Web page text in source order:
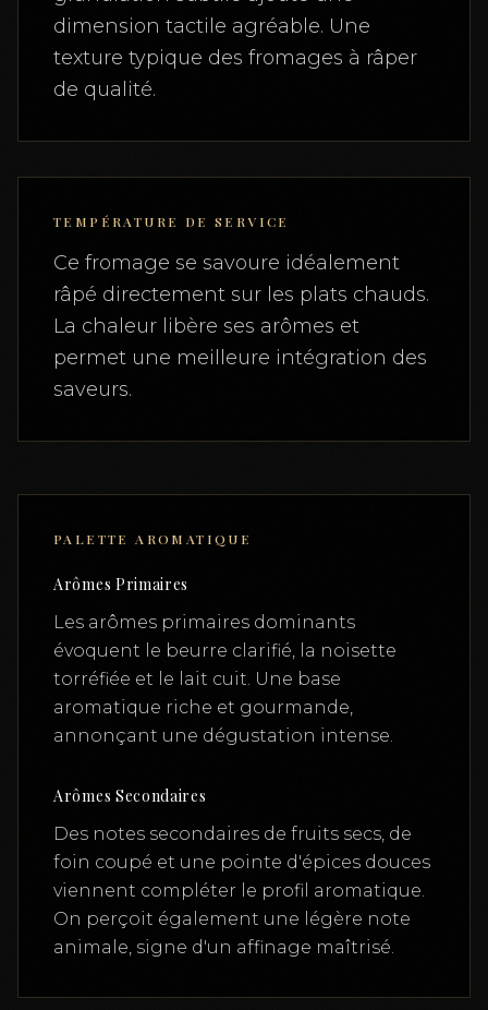
dimension tactile agréable. Une
texture typique des fromages à râper
de qualité.
TEMPÉRATURE DE SERVICE
Ce fromage se savoure idéalement
râpé directement sur les plats chauds.
La chaleur libère ses arômes et
permet une meilleure intégration des
saveurs.
PALETTE AROMATIQUE
Arômes Primaires
Les arômes primaires dominants
évoquent le beurre clarifié, la noisette
torréfiée et le lait cuit. Une base
aromatique riche et gourmande,
annonçant une dégustation intense.
Arômes Secondaires
Des notes secondaires de fruits secs, de
foin coupé et une pointe d'épices douces
viennent compléter le profil aromatique.
On perçoit également une légère note
animale, signe d'un affinage maîtrisé.